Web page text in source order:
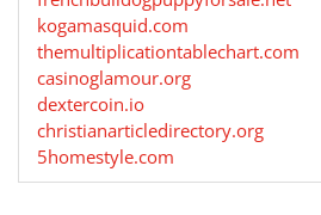
kogamasquid.com
themultiplicationtablechart.com
casinoglamour.org
dextercoin.io
christianarticledirectory.org
5homestyle.com